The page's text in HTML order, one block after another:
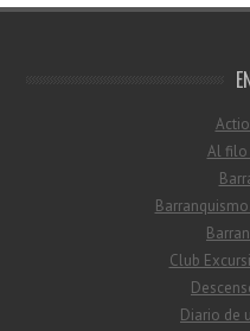
Al filo
Club
Diario de